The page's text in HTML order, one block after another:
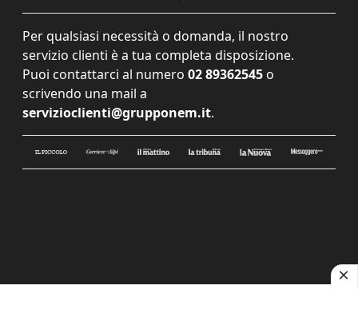
Per qualsiasi necessità o domanda, il nostro
servizio clienti è a tua completa disposizione.
Puoi contattarci al numero 02 89362545 o
scrivendo una mail a
servizioclienti@grupponem.it.